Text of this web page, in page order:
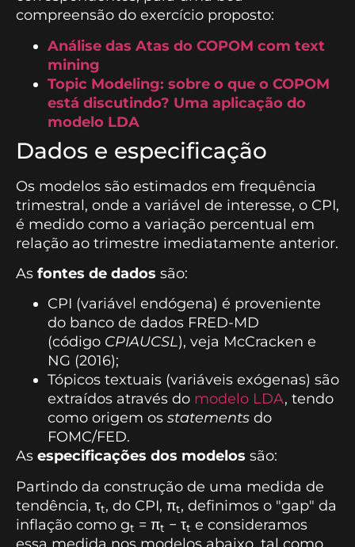
compreensão do exercício proposto:
Análise das Atas do COPOM com text
mining
Topic Modeling: sobre o que o COPOM
está discutindo? Uma aplicação do
modelo LDA
Dados e especificação
Os modelos são estimados em frequência
trimestral, onde a variável de interesse, o CPI,
é medido como a variação percentual em
relação ao trimestre imediatamente anterior.
As fontes de dados são:
CPI (variável endógena) é proveniente
do banco de dados FRED-MD
(código CPIAUCSL), veja McCracken e
NG (2016);
Tópicos textuais (variáveis exógenas) são
extraídos através do modelo LDA, tendo
como origem os statements do
FOMC/FED.
As especificações dos modelos são:
Partindo da construção de uma medida de
tendência, τt, do CPI, πt, definimos o "gap" da
inflação como gt = πt − τt e consideramos